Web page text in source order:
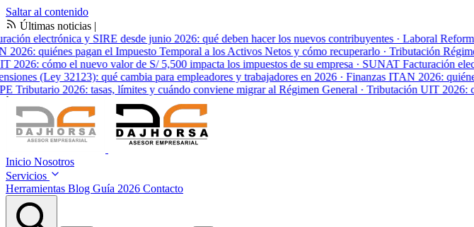
Saltar al contenido
Últimas noticias |
electrónica y SIRE desde junio 2026: qué deben hacer los nuevos contribuyentes· LaboralReforma
quiénes pagan el Impuesto Temporal a los Activos Netos y cómo recuperarlo· TributaciónRégimen
cómo el nuevo valor de S/ 5,500 impacta los impuestos de su empresa· SUNATFacturación
(Ley 32123): qué cambia para empleadores y trabajadores en 2026· FinanzasITAN 2026: quiénes
2026: tasas, límites y cuándo conviene migrar al Régimen General· TributaciónUIT 2026:
Inicio Nosotros
Servicios
Herramientas Blog Guía 2026 Contacto